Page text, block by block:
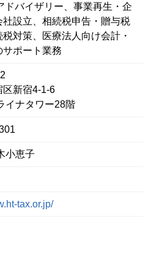
ドバイザリー、事業再生・企
社設立、相続税申告・贈与税
対策、医療法人向け会計・
サポート業務
区新宿4-1-6
イナタワー28階
小恵子
tax.or.jp/